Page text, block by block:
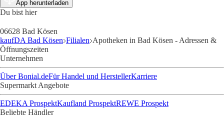
App herunterladen
Du bist hier
06628 Bad Kösen
kaufDA Bad Kösen Filialen Apotheken in Bad Kösen - Adressen &
Öffnungszeiten
Unternehmen
Über Bonial.deFür Handel und HerstellerKarriere
Supermarkt Angebote
EDEKA ProspektKaufland ProspektREWE Prospekt
Beliebte Händler